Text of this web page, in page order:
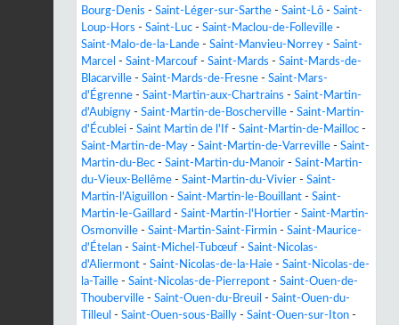
Bourg-Denis - Saint-Léger-sur-Sarthe - Saint-Lô - Saint-
Loup-Hors - Saint-Luc - Saint-Maclou-de-Folleville -
Saint-Malo-de-la-Lande - Saint-Manvieu-Norrey - Saint-
Marcel - Saint-Marcouf - Saint-Mards - Saint-Mards-de-
Blacarville - Saint-Mards-de-Fresne - Saint-Mars-
d'Égrenne - Saint-Martin-aux-Chartrains - Saint-Martin-
d'Aubigny - Saint-Martin-de-Boscherville - Saint-Martin-
d'Écublei - Saint Martin de l'If - Saint-Martin-de-Mailloc -
Saint-Martin-de-May - Saint-Martin-de-Varreville - Saint-
Martin-du-Bec - Saint-Martin-du-Manoir - Saint-Martin-
du-Vieux-Bellême - Saint-Martin-du-Vivier - Saint-
Martin-l'Aiguillon - Saint-Martin-le-Bouillant - Saint-
Martin-le-Gaillard - Saint-Martin-l'Hortier - Saint-Martin-
Osmonville - Saint-Martin-Saint-Firmin - Saint-Maurice-
d'Ételan - Saint-Michel-Tubœuf - Saint-Nicolas-
d'Aliermont - Saint-Nicolas-de-la-Haie - Saint-Nicolas-de-
la-Taille - Saint-Nicolas-de-Pierrepont - Saint-Ouen-de-
Thouberville - Saint-Ouen-du-Breuil - Saint-Ouen-du-
Tilleul - Saint-Ouen-sous-Bailly - Saint-Ouen-sur-Iton -